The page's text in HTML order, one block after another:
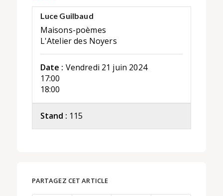
Luce Guilbaud
Maisons-poèmes
L'Atelier des Noyers
Date : Vendredi 21 juin 2024
17:00
18:00
Stand : 115
PARTAGEZ CET ARTICLE